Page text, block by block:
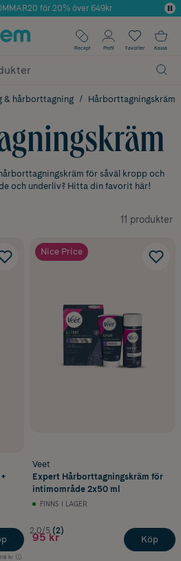
2025 inom Skönhet
för 20% över 649kr
✓ Fri frakt
på alla köp*
Recept Profil Favoriter Kassa
& hårborttagning Hårborttagningskräm
för såväl kropp och
och underliv? Hitta din favorit här!
11 produkter
118 kr
Nice Price
Veet
Expert Hårborttagningskräm för
intimområde 2x50 ml
FINNS I LAGER
2.0/5 (2)
95 kr Köp